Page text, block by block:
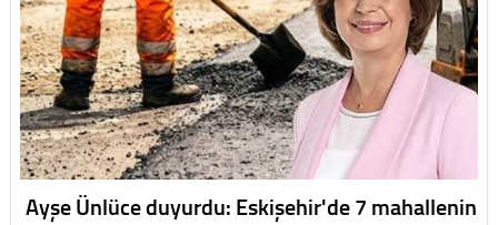
Ayşe Ünlüce duyurdu: Eskişehir'de 7 mahallenin